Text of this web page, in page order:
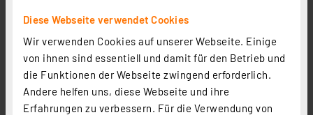
Diese Webseite verwendet Cookies
Wir verwenden Cookies auf unserer Webseite. Einige
von ihnen sind essentiell und damit für den Betrieb und
die Funktionen der Webseite zwingend erforderlich.
Andere helfen uns, diese Webseite und ihre
Erfahrungen zu verbessern. Für die Verwendung von
H-Tronic Wasserpegelschalter WPS 1000 V2 mit 10
Meter Sensorkabel
Artikel-Nr. 100743